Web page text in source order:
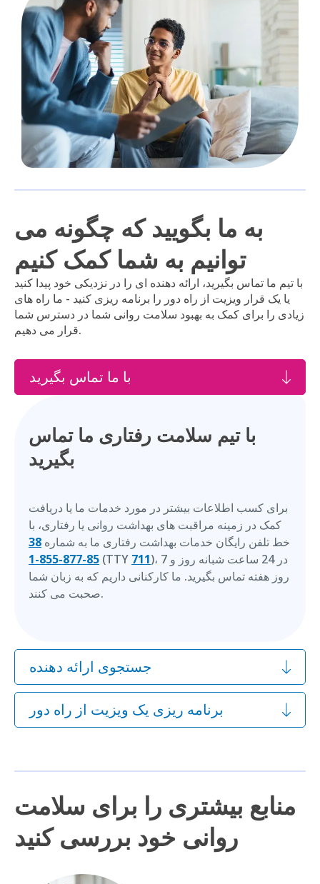
به ما بگویید که چگونه می
توانیم به شما کمک کنیم
با تیم ما تماس بگیرید، ارائه دهنده ای را در نزدیکی خود پیدا کنید
یا یک قرار ویزیت از راه دور را برنامه ریزی کنید - ما راه های
زیادی را برای کمک به بهبود سلامت روانی شما در دسترس شما
قرار می دهیم.
با ما تماس بگیرید
با تیم سلامت رفتاری ما تماس
بگیرید
برای کسب اطلاعات بیشتر در مورد خدمات ما یا دریافت
کمک در زمینه مراقبت های بهداشت روانی یا رفتاری، با
خط تلفن رایگان خدمات بهداشت رفتاری ما به شماره 38
85-877-855-1 (TTY 711)، در 24 ساعت شبانه روز و 7
روز هفته تماس بگیرید. ما کارکنانی داریم که به زبان شما
صحبت می کنند.
جستجوی ارائه دهنده
برنامه ریزی یک ویزیت از راه دور
منابع بیشتری را برای سلامت
روانی خود بررسی کنید